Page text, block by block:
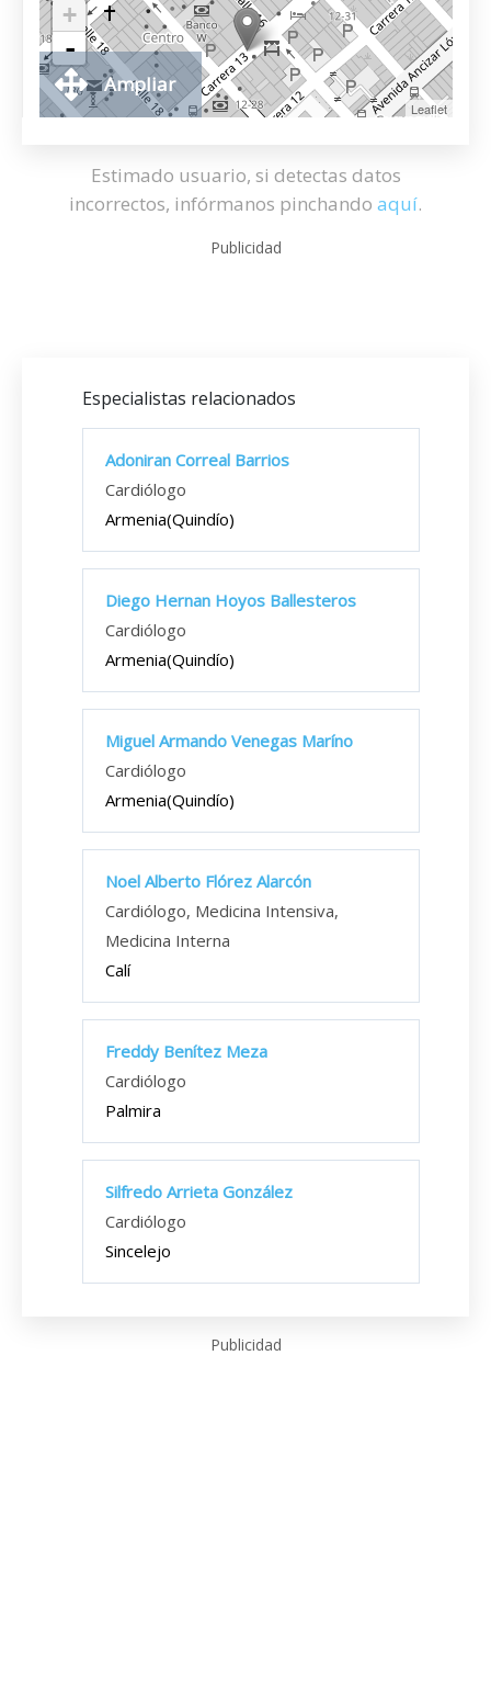
+
-
Leaflet
Ampliar
Estimado usuario, si detectas datos
incorrectos, infórmanos pinchando aquí.
Publicidad
Especialistas relacionados
Adoniran Correal Barrios
Cardiólogo
Armenia(Quindío)
Diego Hernan Hoyos Ballesteros
Cardiólogo
Armenia(Quindío)
Miguel Armando Venegas Maríno
Cardiólogo
Armenia(Quindío)
Noel Alberto Flórez Alarcón
Cardiólogo, Medicina Intensiva,
Medicina Interna
Calí
Freddy Benítez Meza
Cardiólogo
Palmira
Silfredo Arrieta González
Cardiólogo
Sincelejo
Publicidad